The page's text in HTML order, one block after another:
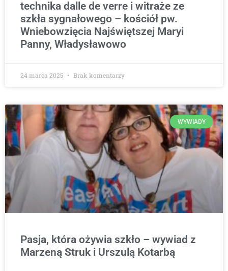
technika dalle de verre i witraże ze
szkła sygnałowego – kościół pw.
Wniebowzięcia Najświętszej Maryi
Panny, Władysławowo
24 marca 2025 Brak komentarzy
WYWIADY
Pasja, która ożywia szkło – wywiad z
Marzeną Struk i Urszulą Kotarbą